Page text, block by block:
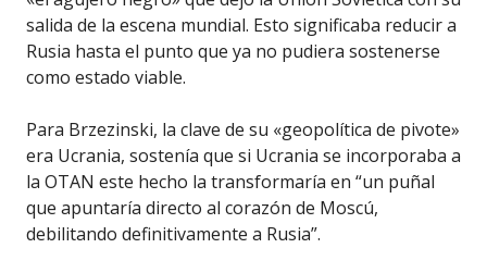
salida de la escena mundial. Esto significaba reducir a
Rusia hasta el punto que ya no pudiera sostenerse
como estado viable.
Para Brzezinski, la clave de su «geopolítica de pivote»
era Ucrania, sostenía que si Ucrania se incorporaba a
la OTAN este hecho la transformaría en “un puñal
que apuntaría directo al corazón de Moscú,
debilitando definitivamente a Rusia”.